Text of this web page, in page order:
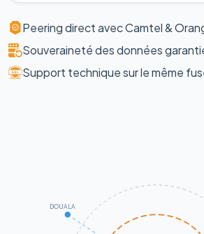
Peering direct avec Camtel &
Souveraineté des données
Support technique sur le même
DOUALA